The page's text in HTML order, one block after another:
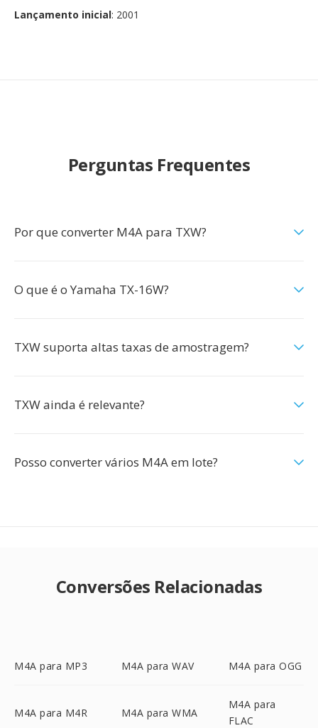
Lançamento inicial: 2001
Perguntas Frequentes
Por que converter M4A para TXW?
O que é o Yamaha TX-16W?
TXW suporta altas taxas de amostragem?
TXW ainda é relevante?
Posso converter vários M4A em lote?
Conversões Relacionadas
M4A para MP3 M4A para WAV M4A para OGG
M4A para M4R M4A para WMA
M4A para
FLAC